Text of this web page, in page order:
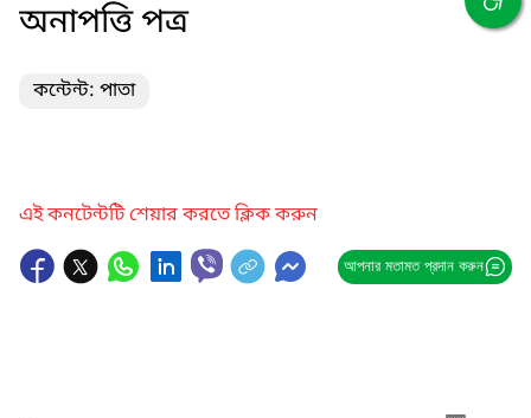
অনাপত্তি পত্র
কন্টেন্ট: পাতা
এই কনটেন্টটি শেয়ার করতে ক্লিক করুন
আপনার মতামত প্রদান করুন